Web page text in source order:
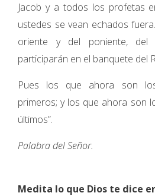
Jacob y a todos los profetas
ustedes se vean echados
oriente y del poniente,
participarán en el banquete del
Pues los que ahora son
primeros; y los que ahora son
últimos”.
Palabra del Señor.
Medita lo que Dios te dice